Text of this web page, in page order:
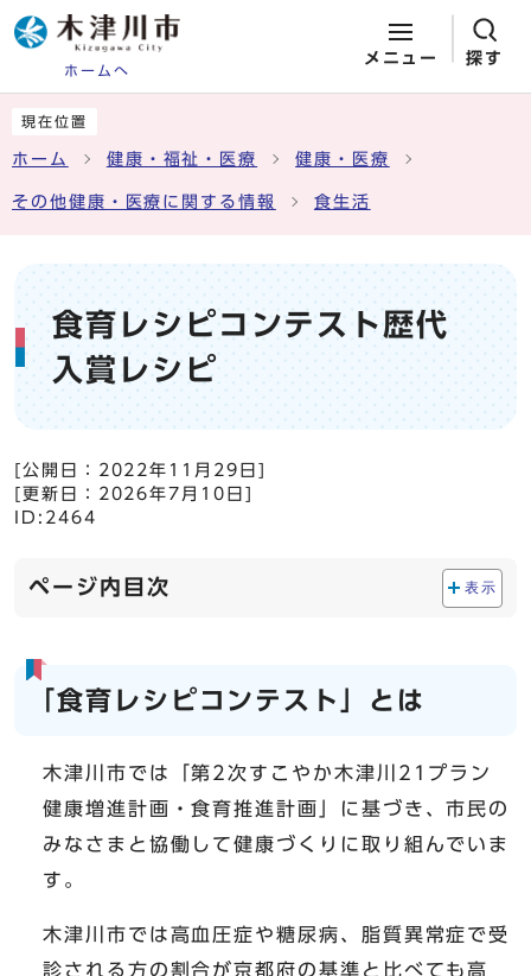
ホームへ
メニュー 探す
現在位置
ホーム 健康・福祉・医療 健康・医療
その他健康・医療に関する情報 食生活
食育レシピコンテスト歴代
入賞レシピ
[公開日： 2022年11月29日
[更新日： 2026年7月10日
ID:2464
ページ内目次 表示
「食育レシピコンテスト」とは
木津川市では「第2次すこやか木津川21プラン
健康増進計画・食育推進計画」に基づき、市民の
みなさまと協働して健康づくりに取り組んでいま
す。
木津川市では高血圧症や糖尿病、脂質異常症で受
診される方の割合が京都府の基準と比べても高